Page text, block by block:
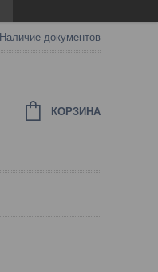
Наличие документов
КОРЗИНА